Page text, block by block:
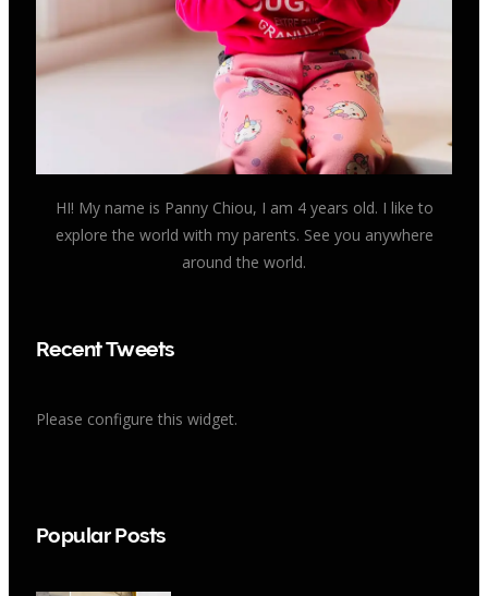
HI! My name is Panny Chiou, I am 4 years old. I like to
explore the world with my parents. See you anywhere
around the world.
Recent Tweets
Please configure this widget.
Popular Posts